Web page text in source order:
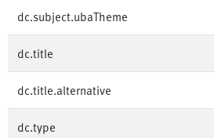
dc.subject.ubaTheme
dc.title
dc.title.alternative
dc.type